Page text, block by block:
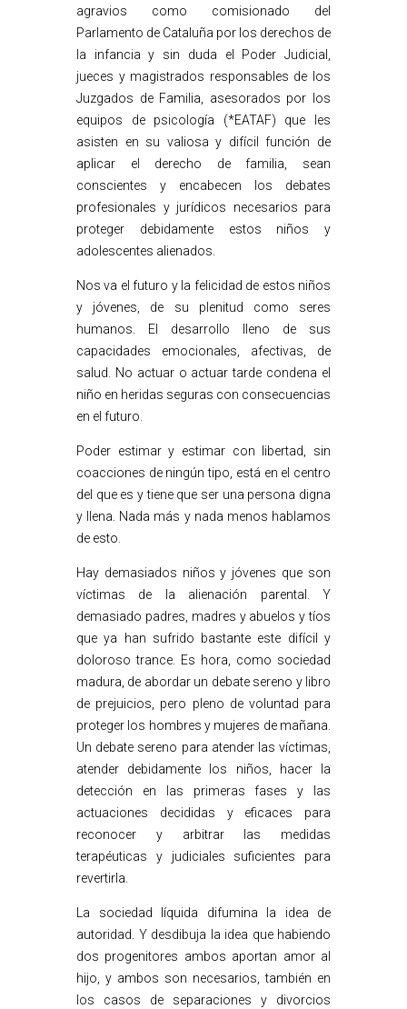
agravios como comisionado del
Parlamento de Cataluña por los derechos de
la infancia y sin duda el Poder Judicial,
jueces y magistrados responsables de los
Juzgados de Familia, asesorados por los
equipos de psicología (*EATAF) que les
asisten en su valiosa y difícil función de
aplicar el derecho de familia, sean
conscientes y encabecen los debates
profesionales y jurídicos necesarios para
proteger debidamente estos niños y
adolescentes alienados.
Nos va el futuro y la felicidad de estos niños
y jóvenes, de su plenitud como seres
humanos. El desarrollo lleno de sus
capacidades emocionales, afectivas, de
salud. No actuar o actuar tarde condena el
niño en heridas seguras con consecuencias
en el futuro.
Poder estimar y estimar con libertad, sin
coacciones de ningún tipo, está en el centro
del que es y tiene que ser una persona digna
y llena. Nada más y nada menos hablamos
de esto.
Hay demasiados niños y jóvenes que son
víctimas de la alienación parental. Y
demasiado padres, madres y abuelos y tíos
que ya han sufrido bastante este difícil y
doloroso trance. Es hora, como sociedad
madura, de abordar un debate sereno y libro
de prejuicios, pero pleno de voluntad para
proteger los hombres y mujeres de mañana.
Un debate sereno para atender las víctimas,
atender debidamente los niños, hacer la
detección en las primeras fases y las
actuaciones decididas y eficaces para
reconocer y arbitrar las medidas
terapéuticas y judiciales suficientes para
revertirla.
La sociedad líquida difumina la idea de
autoridad. Y desdibuja la idea que habiendo
dos progenitores ambos aportan amor al
hijo, y ambos son necesarios, también en
los casos de separaciones y divorcios